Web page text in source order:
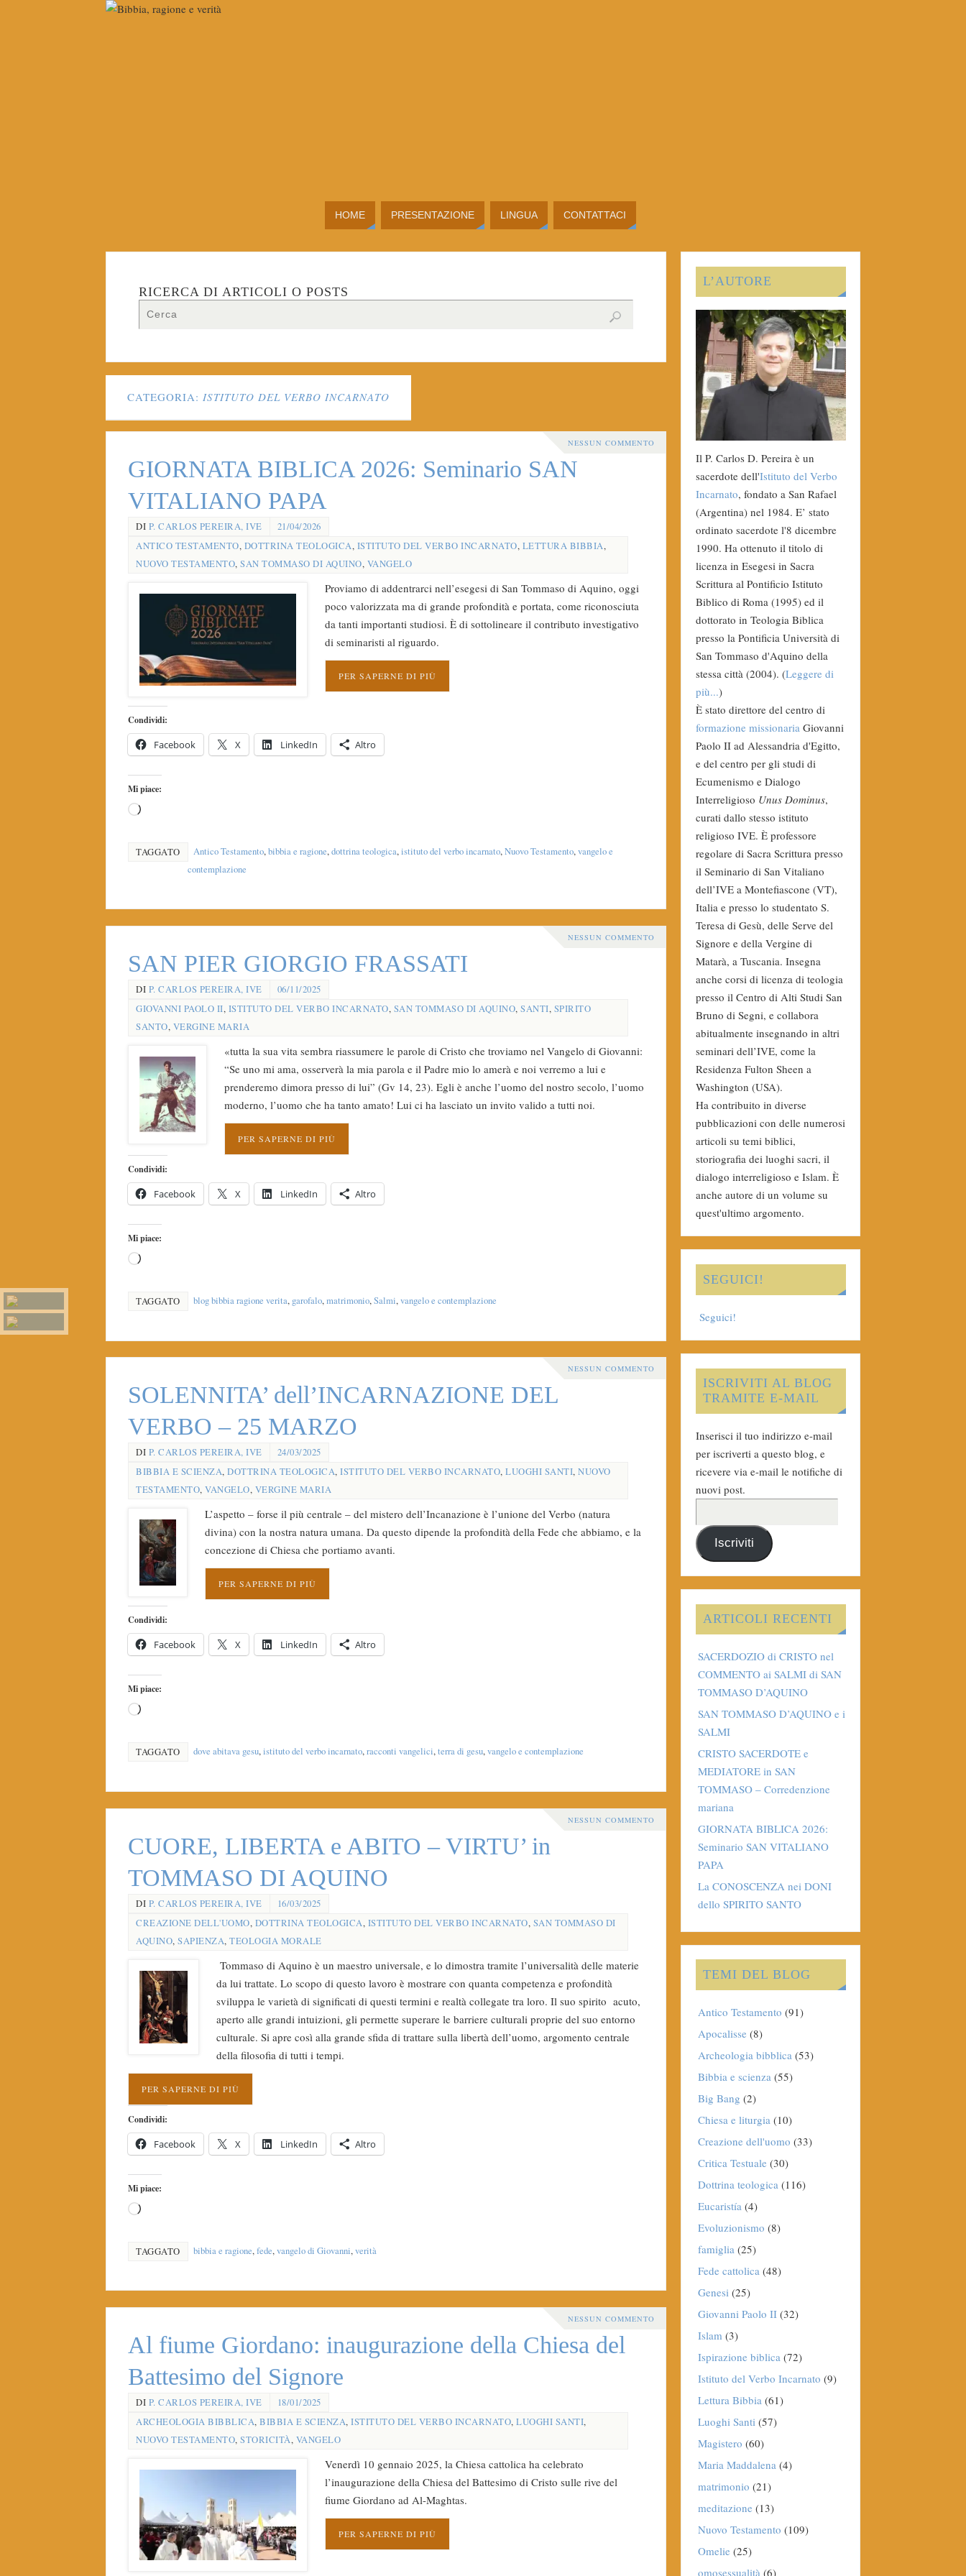
HOME PRESENTAZIONE LINGUA CONTATTACI
RICERCA DI ARTICOLI O POSTS
CATEGORIA: ISTITUTO DEL VERBO INCARNATO
NESSUN COMMENTO
GIORNATA BIBLICA 2026: Seminario SAN
VITALIANO PAPA
DI P. CARLOS PEREIRA, IVE
21/04/2026
ANTICO TESTAMENTO, DOTTRINA TEOLOGICA, ISTITUTO DEL VERBO INCARNATO, LETTURA BIBBIA,
NUOVO TESTAMENTO, SAN TOMMASO DI AQUINO, VANGELO
Proviamo di addentrarci nell’esegesi di San Tommaso di Aquino, oggi
poco valorizzata ma di grande profondità e portata, come riconosciuta
da tanti importanti studiosi. È di sottolineare il contributo investigativo
di seminaristi al riguardo.
PER SAPERNE DI PIÙ
Condividi:
Facebook X LinkedIn Altro
Mi piace:
TAGGATO Antico Testamento,bibbia e ragione,dottrina teologica,istituto del verbo incarnato,Nuovo Testamento,vangelo e
contemplazione
NESSUN COMMENTO
SAN PIER GIORGIO FRASSATI
DI P. CARLOS PEREIRA, IVE
06/11/2025
GIOVANNI PAOLO II, ISTITUTO DEL VERBO INCARNATO, SAN TOMMASO DI AQUINO, SANTI, SPIRITO
SANTO, VERGINE MARIA
«tutta la sua vita sembra riassumere le parole di Cristo che troviamo nel Vangelo di Giovanni:
“Se uno mi ama, osserverà la mia parola e il Padre mio lo amerà e noi verremo a lui e
prenderemo dimora presso di lui” (Gv 14, 23). Egli è anche l’uomo del nostro secolo, l’uomo
moderno, l’uomo che ha tanto amato! Lui ci ha lasciato un invito valido a tutti noi.
PER SAPERNE DI PIÙ
Condividi:
Facebook X LinkedIn Altro
Mi piace:
TAGGATO blog bibbia ragione verita, garofalo,matrimonio,Salmi,vangelo e contemplazione
NESSUN COMMENTO
SOLENNITA’ dell’INCARNAZIONE DEL
VERBO – 25 MARZO
DI P. CARLOS PEREIRA, IVE
24/03/2025
BIBBIA E SCIENZA, DOTTRINA TEOLOGICA, ISTITUTO DEL VERBO INCARNATO, LUOGHI SANTI, NUOVO
TESTAMENTO, VANGELO, VERGINE MARIA
L’aspetto – forse il più centrale – del mistero dell’Incanazione è l’unione del Verbo (natura
divina) con la nostra natura umana. Da questo dipende la profondità della Fede che abbiamo, e la
concezione di Chiesa che portiamo avanti.
PER SAPERNE DI PIÙ
Condividi:
Facebook X LinkedIn Altro
Mi piace:
TAGGATO dove abitava gesu,istituto del verbo incarnato,racconti vangelici,terra di gesu,vangelo e contemplazione
NESSUN COMMENTO
CUORE, LIBERTA e ABITO – VIRTU’ in
TOMMASO DI AQUINO
DI P. CARLOS PEREIRA, IVE
16/03/2025
CREAZIONE DELL'UOMO, DOTTRINA TEOLOGICA, ISTITUTO DEL VERBO INCARNATO, SAN TOMMASO DI
AQUINO, SAPIENZA, TEOLOGIA MORALE
Tommaso di Aquino è un maestro universale, e lo dimostra tramite l’universalità delle materie
da lui trattate. Lo scopo di questo lavoro è mostrare con quanta competenza e profondità
sviluppa le varietà di significati di questi termini e realtà collegate tra loro. Il suo spirito acuto,
aperto alle grandi intuizioni, gli permette superare le barriere culturali proprie del suo entorno
culturale. Si apre così alla grande sfida di trattare sulla libertà dell’uomo, argomento centrale
della filosofia di tutti i tempi.
PER SAPERNE DI PIÙ
Condividi:
Facebook X LinkedIn Altro
Mi piace:
TAGGATO bibbia e ragione,fede,vangelo di Giovanni,verità
NESSUN COMMENTO
Al fiume Giordano: inaugurazione della Chiesa del
Battesimo del Signore
DI P. CARLOS PEREIRA, IVE
18/01/2025
ARCHEOLOGIA BIBBLICA, BIBBIA E SCIENZA, ISTITUTO DEL VERBO INCARNATO, LUOGHI SANTI,
NUOVO TESTAMENTO, STORICITÀ, VANGELO
Venerdì 10 gennaio 2025, la Chiesa cattolica ha celebrato
l’inaugurazione della Chiesa del Battesimo di Cristo sulle rive del
fiume Giordano ad Al-Maghtas.
PER SAPERNE DI PIÙ
L’AUTORE
Il P. Carlos D. Pereira è un
sacerdote dell'Istituto del Verbo
Incarnato, fondato a San Rafael
(Argentina) nel 1984. E’ stato
ordinato sacerdote l'8 dicembre
1990. Ha ottenuto il titolo di
licenza in Esegesi in Sacra
Scrittura al Pontificio Istituto
Biblico di Roma (1995) ed il
dottorato in Teologia Biblica
presso la Pontificia Università di
San Tommaso d'Aquino della
stessa città (2004). (Leggere di
più...)
È stato direttore del centro di
formazione missionaria Giovanni
Paolo II ad Alessandria d'Egitto,
e del centro per gli studi di
Ecumenismo e Dialogo
Interreligioso Unus Dominus,
curati dallo stesso istituto
religioso IVE. È professore
regolare di Sacra Scrittura presso
il Seminario di San Vitaliano
dell’IVE a Montefiascone (VT),
Italia e presso lo studentato S.
Teresa di Gesù, delle Serve del
Signore e della Vergine di
Matarà, a Tuscania. Insegna
anche corsi di licenza di teologia
presso il Centro di Alti Studi San
Bruno di Segni, e collabora
abitualmente insegnando in altri
seminari dell’IVE, come la
Residenza Fulton Sheen a
Washington (USA).
Ha contribuito in diverse
pubblicazioni con delle numerosi
articoli su temi biblici,
storiografia dei luoghi sacri, il
dialogo interreligioso e Islam. È
anche autore di un volume su
quest'ultimo argomento.
SEGUICI!
Seguici!
ISCRIVITI AL BLOG
TRAMITE E-MAIL
Inserisci il tuo indirizzo e-mail
per iscriverti a questo blog, e
ricevere via e-mail le notifiche di
nuovi post.
Iscriviti
ARTICOLI RECENTI
SACERDOZIO di CRISTO nel
COMMENTO ai SALMI di SAN
TOMMASO D’AQUINO
SAN TOMMASO D’AQUINO e i
SALMI
CRISTO SACERDOTE e
MEDIATORE in SAN
TOMMASO – Corredenzione
mariana
GIORNATA BIBLICA 2026:
Seminario SAN VITALIANO
PAPA
La CONOSCENZA nei DONI
dello SPIRITO SANTO
TEMI DEL BLOG
Antico Testamento (91)
Apocalisse (8)
Archeologia bibblica (53)
Bibbia e scienza (55)
Big Bang (2)
Chiesa e liturgia (10)
Creazione dell'uomo (33)
Critica Testuale (30)
Dottrina teologica (116)
Eucaristía (4)
Evoluzionismo (8)
famiglia (25)
Fede cattolica (48)
Genesi (25)
Giovanni Paolo II(32)
Islam (3)
Ispirazione biblica (72)
Istituto del Verbo Incarnato (9)
Lettura Bibbia (61)
Luoghi Santi (57)
Magistero (60)
Maria Maddalena (4)
matrimonio (21)
meditazione (13)
Nuovo Testamento (109)
Omelie (25)
omosessualità (6)